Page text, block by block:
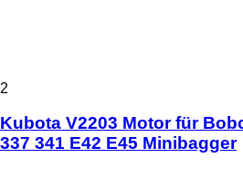
2
Kubota V2203 Motor für
337 341 E42 E45 Minibagger